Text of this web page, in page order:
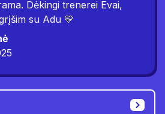
Dėkingi trenerei Evai,
su Adu 💛